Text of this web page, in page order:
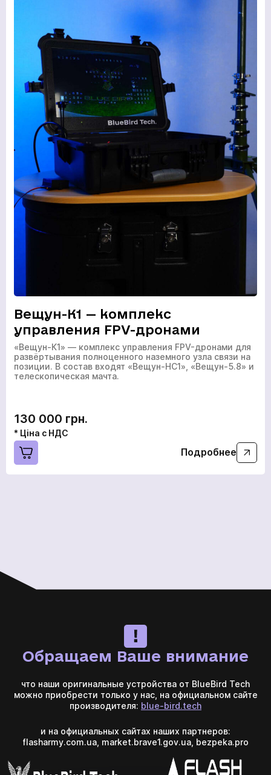
Вещун-К1 — комплекс
управления FPV-дронами
«Вещун-К1» — комплекс управления FPV-дронами для
развёртывания полноценного наземного узла связи на
позиции. В состав входят «Вещун-НС1», «Вещун-5.8» и
телескопическая мачта.
130 000 грн.
* Ціна с НДС
Подробнее
Обращаем Ваше внимание
что наши оригинальные устройства от BlueBird Tech
можно приобрести только у нас, на официальном сайте
производителя: blue-bird.tech
и на официальных сайтах наших партнеров:
flasharmy.com.ua, market.brave1.gov.ua, bezpeka.pro